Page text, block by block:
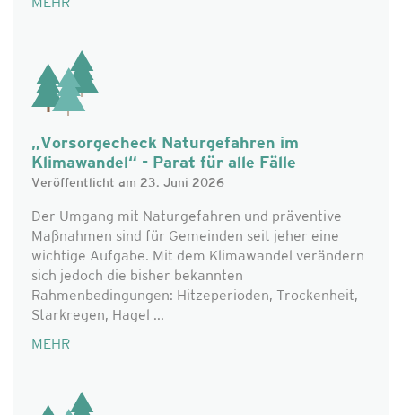
MEHR
„Vorsorgecheck Naturgefahren im
Klimawandel“ - Parat für alle Fälle
Veröffentlicht am 23. Juni 2026
Der Umgang mit Naturgefahren und präventive
Maßnahmen sind für Gemeinden seit jeher eine
wichtige Aufgabe. Mit dem Klimawandel verändern
sich jedoch die bisher bekannten
Rahmenbedingungen: Hitzeperioden, Trockenheit,
Starkregen, Hagel ...
MEHR